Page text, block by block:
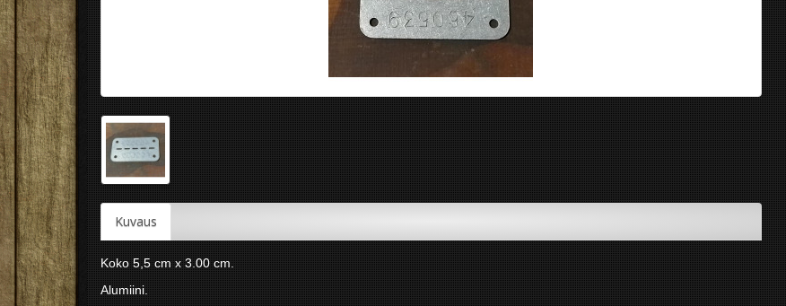
Kuvaus
Koko 5,5 cm x 3.00 cm.
Alumiini.